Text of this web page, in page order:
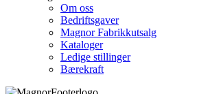
Om oss
Bedriftsgaver
Magnor Fabrikkutsalg
Kataloger
Ledige stillinger
Bærekraft